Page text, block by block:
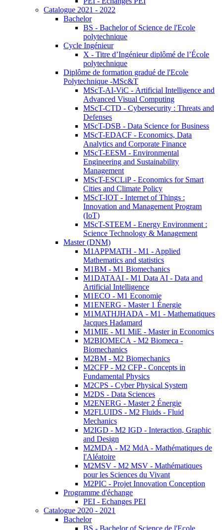
Catalogue 2021 - 2022
Bachelor
BS - Bachelor of Science de l'Ecole
polytechnique
Cycle Ingénieur
X - Titre d’Ingénieur diplômé de l’École
polytechnique
Diplôme de formation gradué de l'Ecole
Polytechnique -MSc&T
MScT-AI-ViC - Artificial Intelligence and
Advanced Visual Computing
MScT-CTD - Cybersecurity : Threats and
Defenses
MScT-DSB - Data Science for Business
MScT-EDACF - Economics, Data
Analytics and Corporate Finance
MScT-EESM - Environmental
Engineering and Sustainability
Management
MScT-ESCLiP - Economics for Smart
Cities and Climate Policy
MScT-IOT - Internet of Things :
Innovation and Management Program
(IoT)
MScT-STEEM - Energy Environment :
Science Technology & Management
Master (DNM)
M1APPMATH - M1 - Applied
Mathematics and statistics
M1BM - M1 Biomechanics
M1DATAAI - M1 Data AI - Data and
Artificial Intelligence
M1ECO - M1 Economie
M1ENERG - Master 1 Énergie
M1MATHJHADA - M1 - Mathematiques
Jacques Hadamard
M1MIE - M1 MiE - Master in Economics
M2BIOMECA - M2 Biomeca -
Biomechanics
M2BM - M2 Biomechanics
M2CFP - M2 CFP - Concepts in
Fundamental Physics
M2CPS - Cyber Physical System
M2DS - Data Sciences
M2ENERG - Master 2 Énergie
M2FLUIDS - M2 Fluids - Fluid
Mechanics
M2IGD - M2 IGD - Interaction, Graphic
and Design
M2MDA - M2 MdA - Mathématiques de
l'Aléatoire
M2MSV - M2 MSV - Mathématiques
pour les Sciences du Vivant
M2PIC - Projet Innovation Conception
Programme d'échange
PEI - Echanges PEI
Catalogue 2020 - 2021
Bachelor
BS - Bachelor of Science de l'Ecole